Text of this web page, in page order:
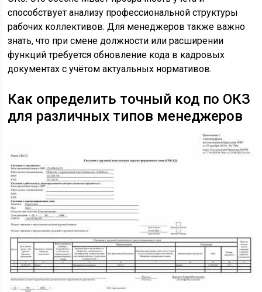
способствует анализу профессиональной структуры
рабочих коллективов. Для менеджеров также важно
знать, что при смене должности или расширении
функций требуется обновление кода в кадровых
документах с учётом актуальных нормативов.
Как определить точный код по ОКЗ
для различных типов менеджеров